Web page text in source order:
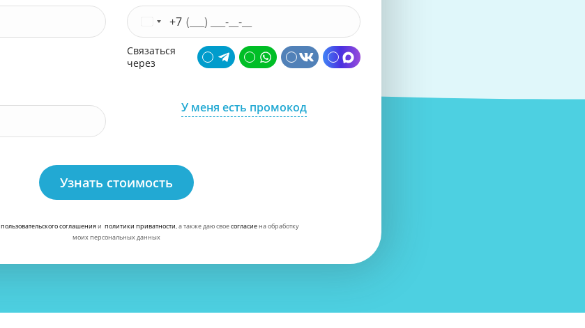
+7
Связаться
через
У меня есть промокод
Узнать стоимость
пользовательского соглашенияи политики приватности, а также даю своесогласиена обработку
моих персональных данных